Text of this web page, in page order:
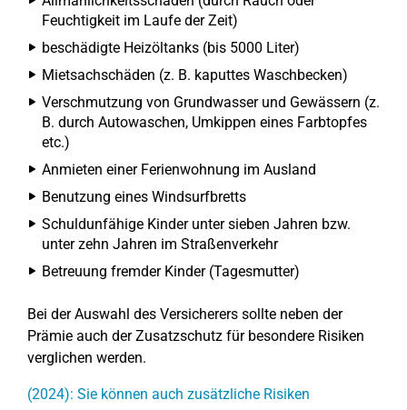
Feuchtigkeit im Laufe der Zeit)
beschädigte Heizöltanks (bis 5000 Liter)
Mietsachschäden (z. B. kaputtes Waschbecken)
Verschmutzung von Grundwasser und Gewässern (z.
B. durch Autowaschen, Umkippen eines Farbtopfes
etc.)
Anmieten einer Ferienwohnung im Ausland
Benutzung eines Windsurfbretts
Schuldunfähige Kinder unter sieben Jahren bzw.
unter zehn Jahren im Straßenverkehr
Betreuung fremder Kinder (Tagesmutter)
Bei der Auswahl des Versicherers sollte neben der
Prämie auch der Zusatzschutz für besondere Risiken
verglichen werden.
(2024): Sie können auch zusätzliche Risiken